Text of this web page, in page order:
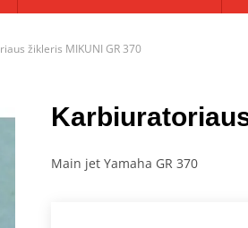
žikleris MIKUNI GR 370
Main jet Yamaha GR 370